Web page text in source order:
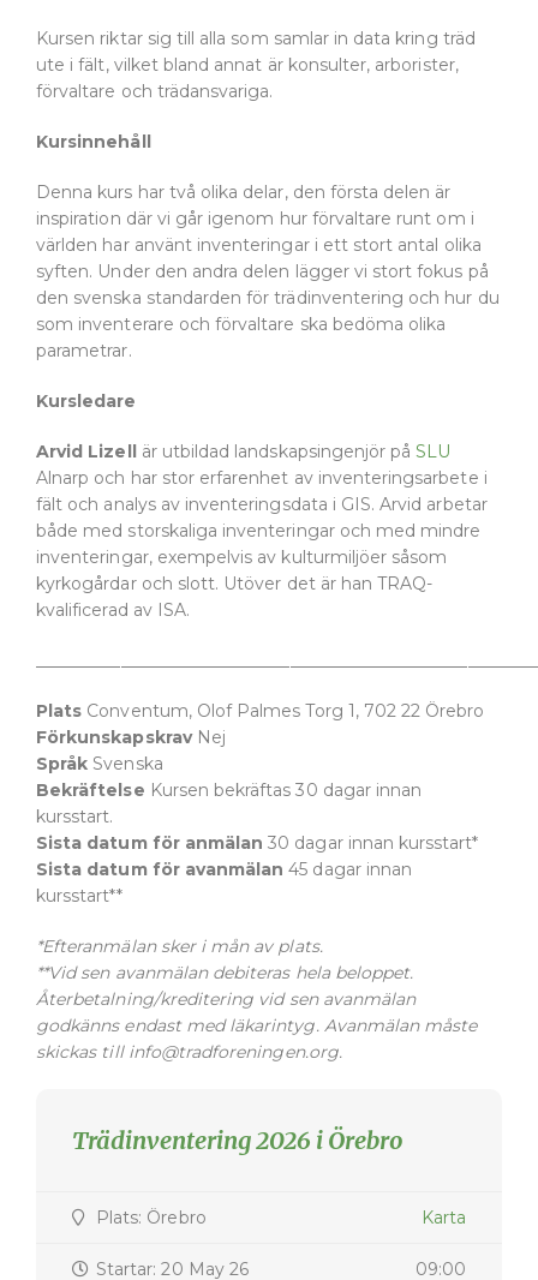
Kursen riktar sig till alla som samlar in data kring träd
ute i fält, vilket bland annat är konsulter, arborister,
förvaltare och trädansvariga.
Kursinnehåll
Denna kurs har två olika delar, den första delen är
inspiration där vi går igenom hur förvaltare runt om i
världen har använt inventeringar i ett stort antal olika
syften. Under den andra delen lägger vi stort fokus på
den svenska standarden för trädinventering och hur du
som inventerare och förvaltare ska bedöma olika
parametrar.
Kursledare
Arvid Lizellär utbildad landskapsingenjör påSLU
Alnarp och har stor erfarenhet av inventeringsarbete i
fält och analys av inventeringsdata i GIS. Arvid arbetar
både med storskaliga inventeringar och med mindre
inventeringar, exempelvis av kulturmiljöer såsom
kyrkogårdar och slott. Utöver det är han TRAQ-
kvalificerad av ISA.
Plats Conventum, Olof Palmes Torg 1, 702 22 Örebro
FörkunskapskravNej
Språk Svenska
Bekräftelse Kursen bekräftas 30 dagar innan
kursstart.
Sista datum för anmälan 30 dagar innan kursstart*
Sista datum för avanmälan 45 dagar innan
kursstart**
*Efteranmälan sker i mån av plats.
**Vid sen avanmälan debiteras hela beloppet.
Återbetalning/kreditering vid sen avanmälan
godkänns endast med läkarintyg. Avanmälan måste
skickas till info@tradforeningen.org.
Trädinventering 2026 i Örebro
Plats: Örebro Karta
Startar: 20 May 26 09:00